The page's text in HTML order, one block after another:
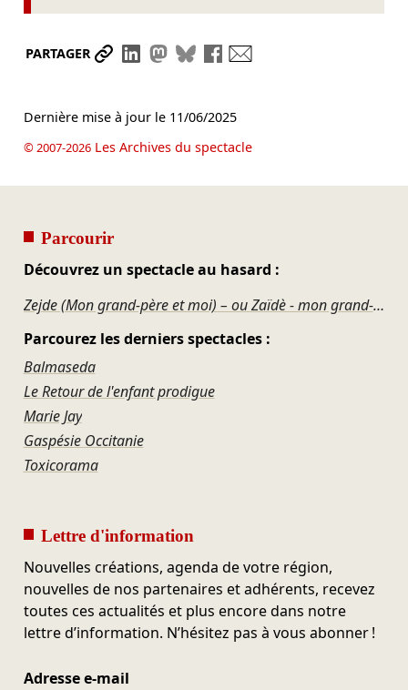
PARTAGER Partager le lien
Partager sur LinkedIn
Partager sur Mastodon
Partager sur Bluesky
Partager sur Facebook
Dernière mise à jour le 11/06/2025
© 2007-2026Les Archives du spectacle
Parcourir
Découvrez un spectacle au hasard :
Zejde (Mon grand-père et moi) – ou Zaïdè - mon grand-père et moi
Parcourez les derniers spectacles :
Balmaseda
Le Retour de l'enfant prodigue
Marie Jay
Gaspésie Occitanie
Toxicorama
Lettre d'information
Nouvelles créations, agenda de votre région,
nouvelles de nos partenaires et adhérents, recevez
toutes ces actualités et plus encore dans notre
lettre d’information. N’hésitez pas à vous abonner !
Adresse e-mail